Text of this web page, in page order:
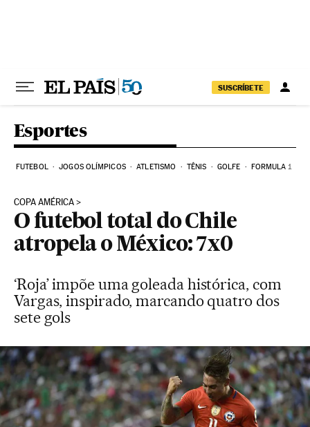
SUSCRÍBETE
Esportes
FUTEBOL JOGOS OLÍMPICOS ATLETISMO TÊNIS GOLFE FORMULA 1
COPA AMÉRICA
O futebol total do Chile
atropela o México: 7x0
‘Roja’ impõe uma goleada histórica, com
Vargas, inspirado, marcando quatro dos
sete gols